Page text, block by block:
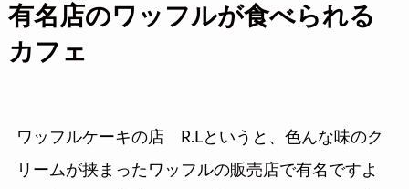
有名店のワッフルが食べられる
カフェ
ワッフルケーキの店 R.Lというと、色んな味のク
リームが挟まったワッフルの販売店で有名ですよ